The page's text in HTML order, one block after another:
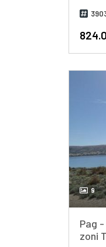
9
Pag
zoni